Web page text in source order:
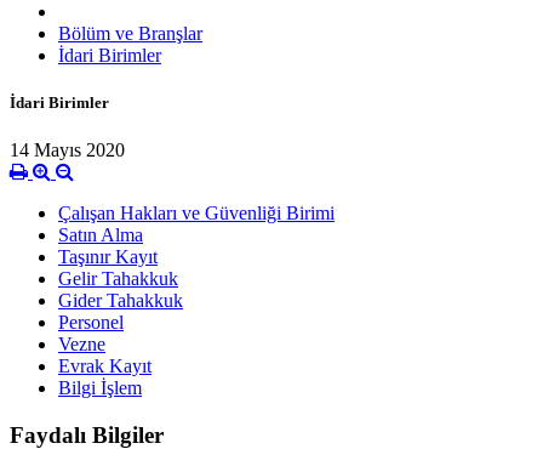
Bölüm ve Branşlar
İdari Birimler
İdari Birimler
14 Mayıs 2020
Çalışan Hakları ve Güvenliği Birimi
Satın Alma
Taşınır Kayıt
Gelir Tahakkuk
Gider Tahakkuk
Personel
Vezne
Evrak Kayıt
Bilgi İşlem
Faydalı Bilgiler